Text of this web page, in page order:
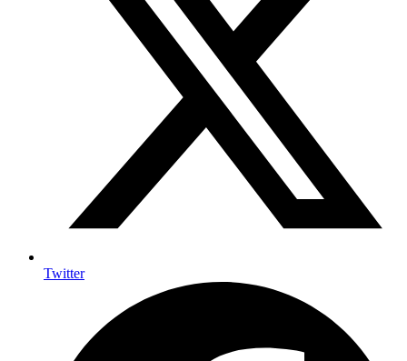
Twitter